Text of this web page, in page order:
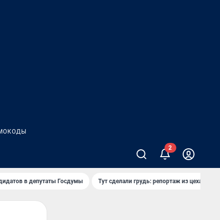
в депутаты Госдумы Тут сделали грудь: репортаж из цеха